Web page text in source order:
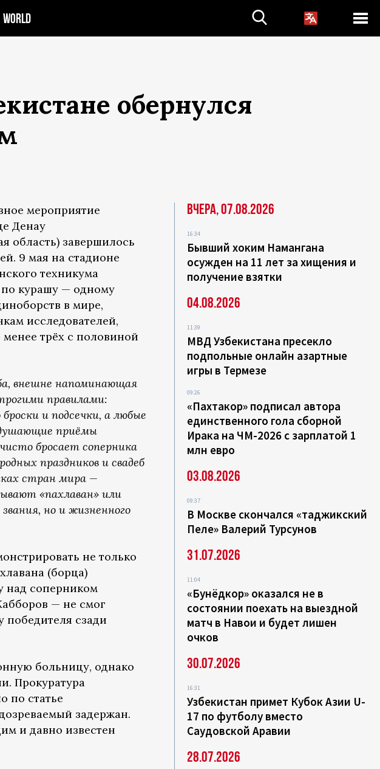
WORLD
обернулся
мероприятие
Денау
область) завершилось
9 мая на стадионе
техникума
курашу — одному
в мире,
исследователей,
менее трёх с половиной
внешне напоминающая
правилами:
и подсечки, а любые
приёмы
бросает соперника
праздников и свадеб
стран мира —
«пахлаван» или
но и жизненного
не только
(борца)
над соперником
— не смог
победителя сзади
больницу, однако
Прокуратура
по статье
задержан.
и давно известен
Вчера, 07.08.2026
16:34
Бывший хоким Намангана
осужден на 11 лет за хищения и
получение взятки
04.08.2026
11:39
МВД Узбекистана пресекло
подпольные онлайн азартные
игры в Термезе
09:26
«Пахтакор» подписал автора
единственного гола сборной
Ирака на ЧМ-2026 с зарплатой 1
млн евро
03.08.2026
09:37
В Москве скончался «таджикский
Пеле» Валерий Турсунов
31.07.2026
11:04
«Бунёдкор» оказался не в
состоянии поехать на выездной
матч в Навои и будет лишен
очков
30.07.2026
16:31
Узбекистан примет Кубок Азии U-
17 по футболу вместо
Саудовской Аравии
28.07.2026